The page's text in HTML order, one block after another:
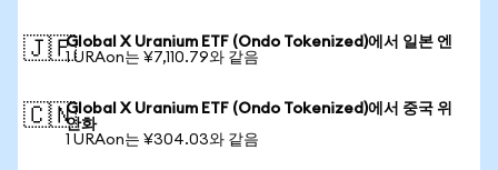
🇯🇵Global X Uranium ETF (Ondo Tokenized)에서 일본 엔
1 URAon는 ¥7,110.79와 같음
🇨🇳Global X Uranium ETF (Ondo Tokenized)에서 중국 위
안화
1 URAon는 ¥304.03와 같음